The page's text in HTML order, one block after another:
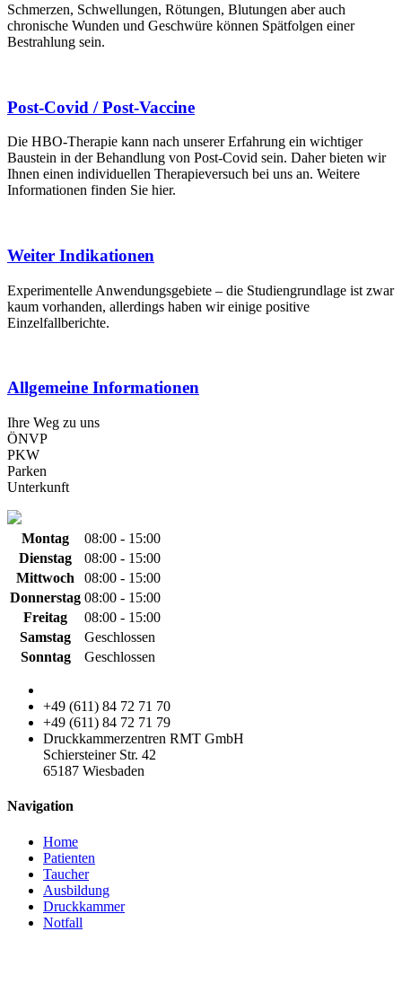
Schmerzen, Schwellungen, Rötungen, Blutungen aber auch
chronische Wunden und Geschwüre können Spätfolgen einer
Bestrahlung sein.
Post-Covid / Post-Vaccine
Die HBO-Therapie kann nach unserer Erfahrung ein wichtiger
Baustein in der Behandlung von Post-Covid sein. Daher bieten wir
Ihnen einen individuellen Therapieversuch bei uns an. Weitere
Informationen finden Sie hier.
Weiter Indikationen
Experimentelle Anwendungsgebiete – die Studiengrundlage ist zwar
kaum vorhanden, allerdings haben wir einige positive
Einzelfallberichte.
Allgemeine Informationen
Ihre Weg zu uns
ÖNVP
PKW
Parken
Unterkunft
Montag
08:00 - 15:00
Dienstag
08:00 - 15:00
Mittwoch
08:00 - 15:00
Donnerstag 08:00 - 15:00
Freitag
08:00 - 15:00
Samstag
Geschlossen
Sonntag
Geschlossen
+49 (611) 84 72 71 70
+49 (611) 84 72 71 79
Druckkammerzentren RMT GmbH
Schiersteiner Str. 42
65187 Wiesbaden
Navigation
Home
Patienten
Taucher
Ausbildung
Druckkammer
Notfall